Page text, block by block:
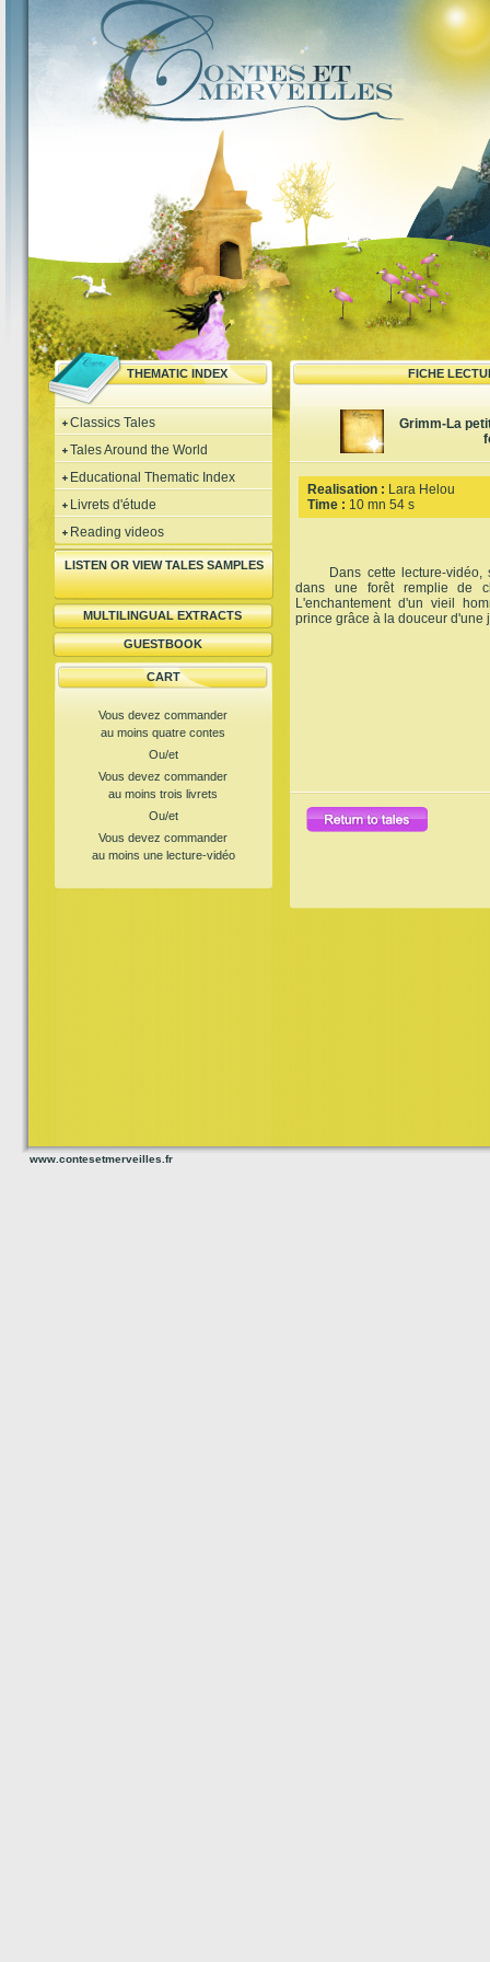
THEMATIC INDEX FICHE
Classics Tales
Tales Around the World
Educational Thematic Index
Livrets d'étude
Reading videos
LISTEN OR VIEW TALES SAMPLES
MULTILINGUAL EXTRACTS
GUESTBOOK
CART
Vous devez commander
au moins quatre contes
Ou/et
Vous devez commander
au moins trois livrets
Ou/et
Vous devez commander
au moins une lecture-vidéo
Grimm-La
Realisation : Lara Helou
Time : 10 mn 54 s
Dans cette lecture-vidéo,
dans une forêt remplie de
L'enchantement d'un vieil
prince grâce à la douceur d'une
www.contesetmerveilles.fr